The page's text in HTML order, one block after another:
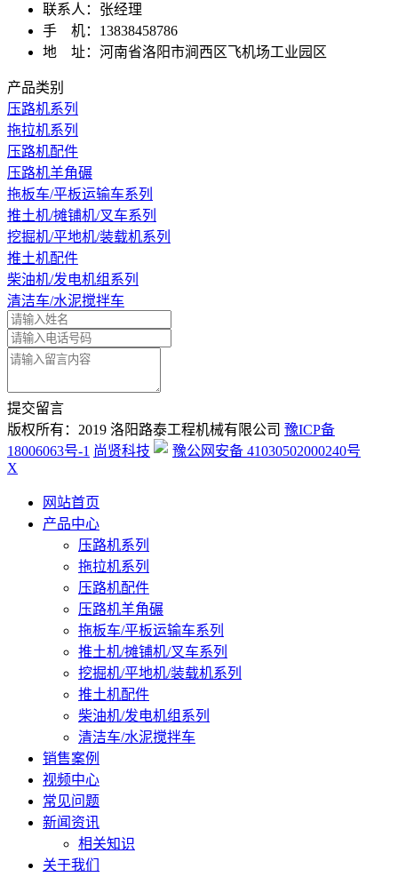
联系人：张经理
手 机：13838458786
地 址：河南省洛阳市涧西区飞机场工业园区
产品类别
压路机系列
拖拉机系列
压路机配件
压路机羊角碾
拖板车/平板运输车系列
推土机/摊铺机/叉车系列
挖掘机/平地机/装载机系列
推土机配件
柴油机/发电机组系列
清洁车/水泥搅拌车
提交留言
版权所有：2019 洛阳路泰工程机械有限公司 豫ICP备
18006063号-1 尚贤科技
豫公网安备 41030502000240号
X
网站首页
产品中心
压路机系列
拖拉机系列
压路机配件
压路机羊角碾
拖板车/平板运输车系列
推土机/摊铺机/叉车系列
挖掘机/平地机/装载机系列
推土机配件
柴油机/发电机组系列
清洁车/水泥搅拌车
销售案例
视频中心
常见问题
新闻资讯
相关知识
关于我们